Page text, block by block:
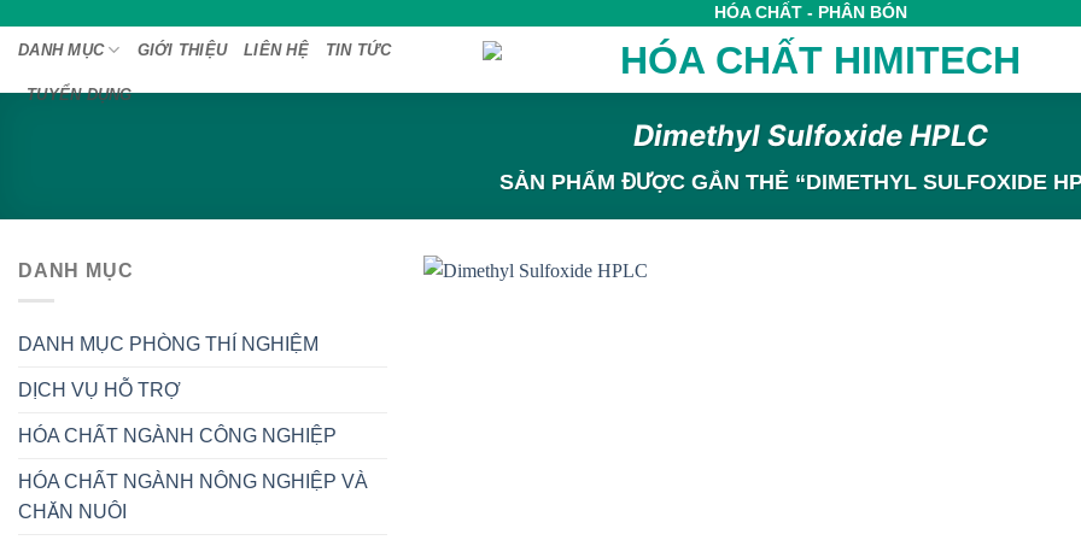
qua
dung
HÓA CHẤT - PHÂN BÓN
DANH MỤC GIỚI THIỆU LIÊN HỆ TIN TỨC
TUYỂN DỤNG
Dimethyl Sulfoxide HPLC
SẢN PHẨM ĐƯỢC GẮN THẺ “DIMETHYL SULFOXIDE
DANH MỤC
DANH MỤC PHÒNG THÍ NGHIỆM
DỊCH VỤ HỖ TRỢ
HÓA CHẤT NGÀNH CÔNG NGHIỆP
HÓA CHẤT NGÀNH NÔNG NGHIỆP VÀ
CHĂN NUÔI